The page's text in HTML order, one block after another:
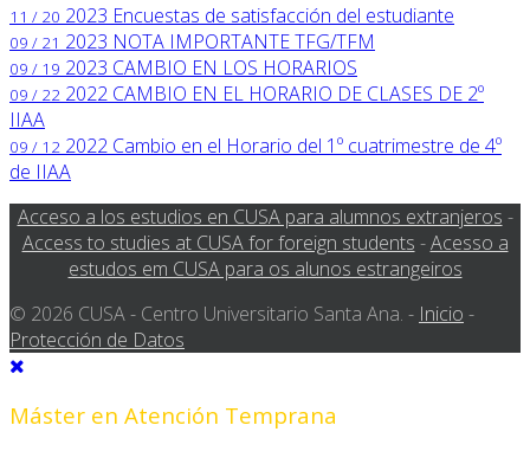
11 / 20 2023 Encuestas de satisfacción del estudiante
09 / 21 2023 NOTA IMPORTANTE TFG/TFM
09 / 19 2023 CAMBIO EN LOS HORARIOS
09 / 22 2022 CAMBIO EN EL HORARIO DE CLASES DE 2º
IIAA
09 / 12 2022 Cambio en el Horario del 1º cuatrimestre de 4º
de IIAA
Acceso a los estudios en CUSA para alumnos extranjeros -
Access to studies at CUSA for foreign students -Acesso a
estudos em CUSA para os alunos estrangeiros
© 2026 CUSA - Centro Universitario Santa Ana. - Inicio -
Protección de Datos
Máster en Atención Temprana